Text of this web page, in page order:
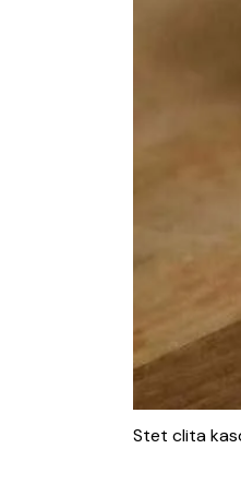
Stet clita